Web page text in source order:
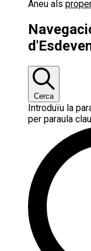
Aneu als
Cerca
Introduïu la
per paraula